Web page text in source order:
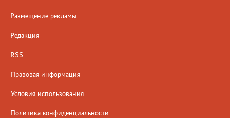
Размещение рекламы
Редакция
RSS
Правовая информация
Условия использования
Политика конфиденциальности